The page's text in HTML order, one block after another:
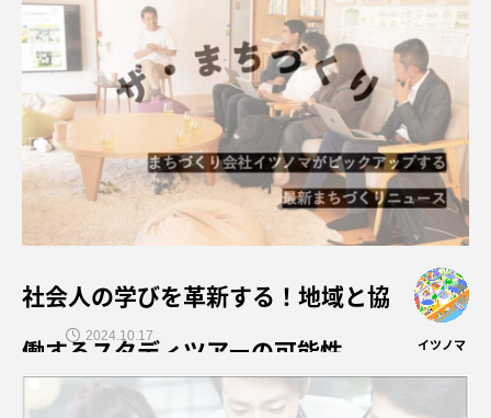
社会人の学びを革新する！地域と協
働するスタディツアーの可能性
イツノマ
2024.10.17